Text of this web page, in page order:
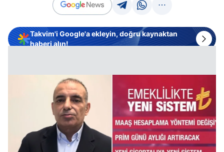
Takvim'i Google'a ekleyin, doğru kaynaktan
haberi alın!